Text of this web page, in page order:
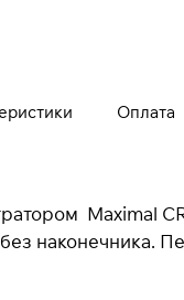
Оплата
Maximal
наконечника.